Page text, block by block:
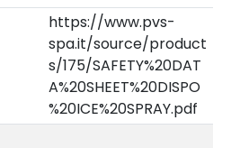
https://www.pvs-
spa.it/source/product
s/175/SAFETY%20DAT
A%20SHEET%20DISPO
%20ICE%20SPRAY.pdf